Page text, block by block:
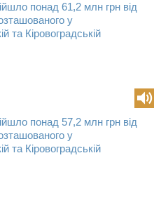
понад 61,2 млн грн від
у
та Кіровоградській
понад 57,2 млн грн від
у
та Кіровоградській